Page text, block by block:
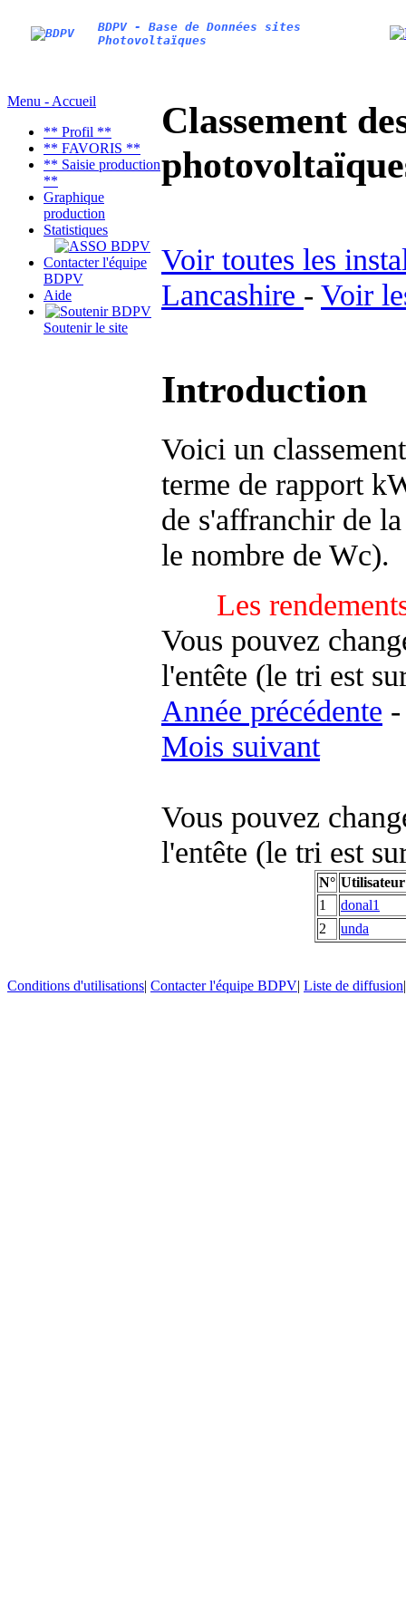
BDPV - Base de Données sites
Photovoltaïques
Menu - Accueil
** Profil **
** FAVORIS **
** Saisie production
**
Graphique
production
Statistiques
Contacter l'équipe
BDPV
Aide
Soutenir le site
Classement
Voir toutes les
Lancashire - Voir
Introduction
Voici un
terme de rapport
de s'affranchir de
le nombre de Wc).
Les
Vous pouvez
l'entête (le tri est
Année précédente -
Mois suivant
Vous pouvez
l'entête (le tri est
N° Utilisateur
1
donal1
2
unda
Conditions d'utilisations| Contacter l'équipe BDPV| Liste de diffusion